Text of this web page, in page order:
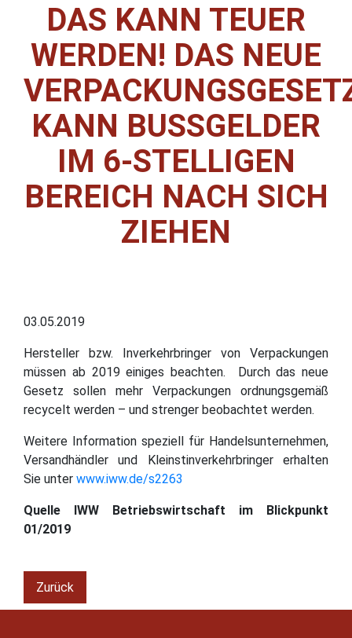
DAS KANN TEUER
WERDEN! DAS NEUE
KANN BUSSGELDER I
M 6-STELLIGEN B
EREICH NACH SICH Z
IEHEN
03.05.2019
Hersteller bzw. Inverkehrbringer von Verpackungen
müssen ab 2019 einiges beachten. Durch das neue
Gesetz sollen mehr Verpackungen ordnungsgemäß
recycelt werden – und strenger beobachtet werden.
Weitere Information speziell für Handelsunternehmen,
Versandhändler und Kleinstinverkehrbringer erhalten
Sie unter www.iww.de/s2263
Quelle IWW Betriebswirtschaft im Blickpunkt
01/2019
Zurück